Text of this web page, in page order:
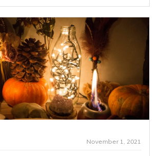
November 1, 2021